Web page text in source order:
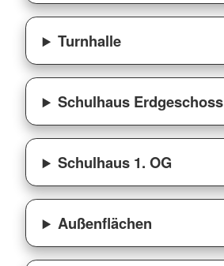
Turnhalle
Schulhaus Erdgeschoss
Schulhaus 1. OG
Außenflächen